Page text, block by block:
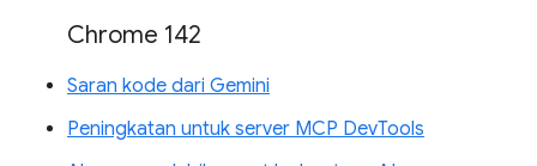
Chrome 142
Saran kode dari Gemini
Peningkatan untuk server MCP DevTools